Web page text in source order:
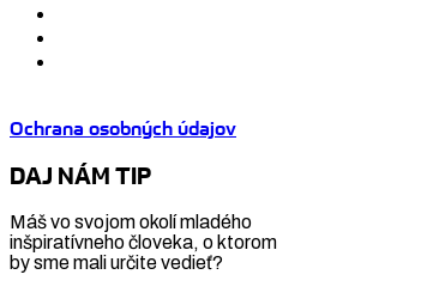
Ochrana osobných údajov
DAJ NÁM TIP
Máš vo svojom okolí mladého
inšpiratívneho človeka, o ktorom
by sme mali určite vedieť?